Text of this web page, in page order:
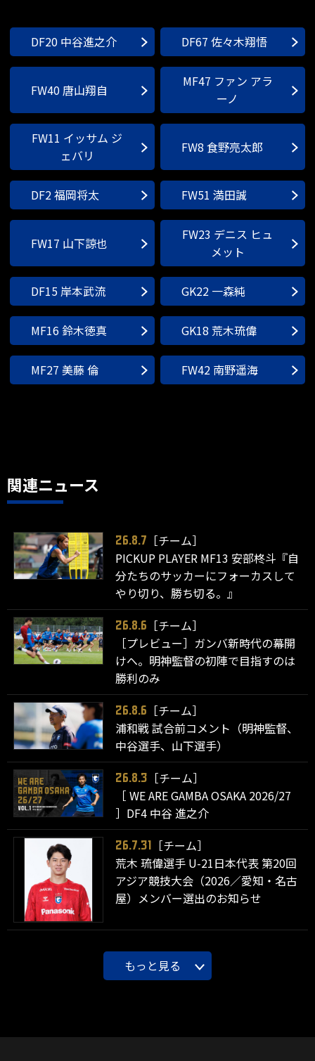
DF20 中谷進之介 DF67 佐々木翔悟
FW40 唐山翔自
MF47 ファン アラ
ーノ
FW11 イッサム ジ
ェバリ
FW8 食野亮太郎
DF2 福岡将太 FW51 満田誠
FW17 山下諒也
FW23 デニス ヒュ
メット
DF15 岸本武流 GK22 一森純
MF16 鈴木徳真 GK18 荒木琉偉
MF27 美藤 倫 FW42 南野遥海
関連ニュース
26.8.7
［チーム］
PICKUP PLAYER MF13 安部柊斗『自
分たちのサッカーにフォーカスして
やり切り、勝ち切る。』
26.8.6
［チーム］
［プレビュー］ガンバ新時代の幕開
けへ。明神監督の初陣で目指すのは
勝利のみ
26.8.6
［チーム］
浦和戦 試合前コメント（明神監督、
中谷選手、山下選手）
26.8.3
［チーム］
［ WE ARE GAMBA OSAKA 2026/27
］DF4 中谷 進之介
26.7.31
［チーム］
荒木 琉偉選手 U-21日本代表 第20回
アジア競技大会（2026／愛知・名古
屋）メンバー選出のお知らせ
もっと見る